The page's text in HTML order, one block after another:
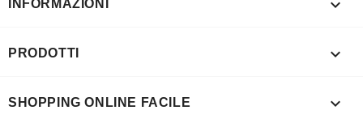
INFORMAZIONI 
PRODOTTI 
SHOPPING ONLINE FACILE 